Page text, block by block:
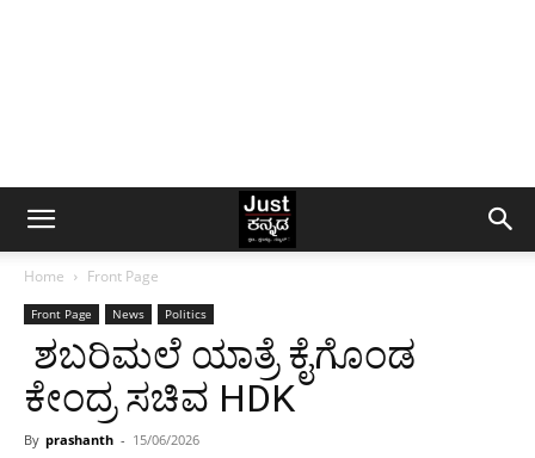
Home Front Page
Front Page News Politics
ಶಬರಿಮಲೆ ಯಾತ್ರೆ ಕೈಗೊಂಡ
ಕೇಂದ್ರ ಸಚಿವ HDK
By prashanth - 15/06/2026